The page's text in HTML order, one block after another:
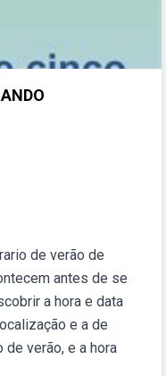
de verão de
antes de se
a hora e data
e a de
verão, e a hora